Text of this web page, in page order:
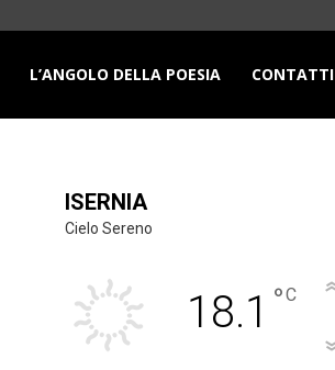
L’ANGOLO DELLA POESIA CONTATTI
ISERNIA
Cielo Sereno
18.1 °C